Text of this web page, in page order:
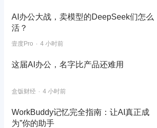
AI办公大战，卖模型的DeepSeek们怎么
活？
壹度Pro 4 小时前
这届AI办公，名字比产品还难用
盒饭财经 4 小时前
WorkBuddy记忆完全指南：让AI真正成
为”你的助手